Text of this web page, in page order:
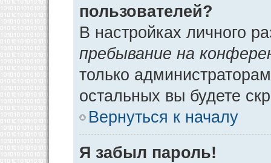
пользователей?
В настройках личного
пребывание на
только
остальных вы будете
Вернуться к началу
Я забыл пароль!